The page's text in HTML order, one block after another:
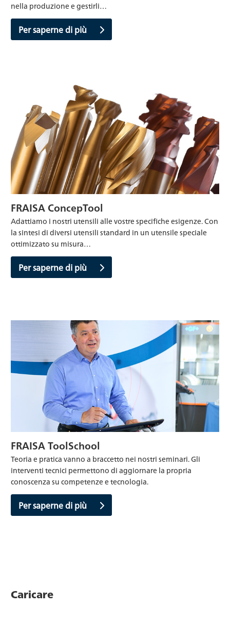
nella produzione e gestirli…
Per saperne di più
FRAISA ConcepTool
Adattiamo i nostri utensili alle vostre specifiche esigenze. Con
la sintesi di diversi utensili standard in un utensile speciale
ottimizzato su misura…
Per saperne di più
FRAISA ToolSchool
Teoria e pratica vanno a braccetto nei nostri seminari. Gli
interventi tecnici permettono di aggiornare la propria
conoscenza su competenze e tecnologia.
Per saperne di più
Caricare